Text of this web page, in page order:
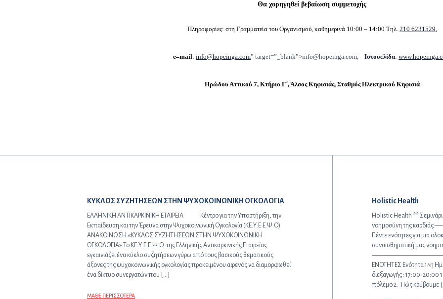
Θα χορηγηθεί βεβαίωση συμμετοχής
Πληροφορίες: στη Γραμματεία του Οργανισμού, καθημερινά 10:00 – 14:00 Τηλ. 210 6231529,
e–mail:info@hopeinga.com” target=”_blank”>info@hopeinga.com, Ιστοσελίδα:
Ηρώδου Αττικού 7, Κτήριο Γ΄, Άλσος Κηφισιάς, Σταθμός Ηλεκτρικού Κηφισιά
Προηγούμενο άρθρο:
ΚΥΚΛΟΣ ΣΥΖΗΤΗΣΕΩΝ ΣΤΗΝ ΨΥΧΟΚΟΙΝΩΝΙΚΗ ΟΓΚΟΛΟΓΙΑ
ΕΛΛΗΝΙΚΗ ΑΝΤΙΚΑΡΚΙΝΙΚΗ ΕΤΑΙΡΕΙΑ Κέντρο για την Υποστήριξη, την
Εκπαίδευση και την Έρευνα στην Ψυχοκοινωνική Ογκολογία (ΚΕ.Υ.Ε.Ε.Ψ.Ο)
ΑΝΑΚΟΙΝΩΣΗ «ΚΥΚΛΟΣ ΣΥΖΗΤΗΣΕΩΝ ΣΤΗΝ ΨΥΧΟΚΟΙΝΩΝΙΚΗ
ΟΓΚΟΛΟΓΙΑ» Το ΚΕ.Υ.Ε.Ε.Ψ.Ο. της Ελληνικής Αντικαρκινικής Εταιρείας
εγκαινιάζει ένα κύκλο συζητήσεων γύρω από τους βασικούς θεματικούς
άξονες της ψυχοκοινωνικής ογκολογίας προκειμένου αφενός να διαμορφωθεί
ένα δίκτυο συνεργατών που […]
ΜΑΘΕ ΠΕΡΙΣΣΟΤΕΡΑ
Επόμενο άρθρο:
Holistic Health
Holistic Health **
νοημοσύνη της
Πέντε ενότητες για μια
συναισθηματική μας
ΕΝΟΤΗΤΕΣ Ενότητα 1^η
διεξαγωγής : 17:00-20:00
πόλεμο 2. Πώς κρύβουμε